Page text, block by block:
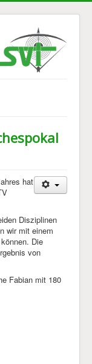
hat
Disziplinen
wir mit einem
Die
von
Fabian mit 180